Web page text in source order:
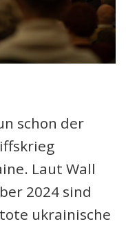
schon der
Laut Wall
2024 sind
ukrainische